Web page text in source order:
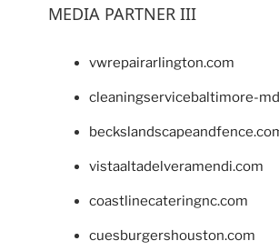
MEDIA PARTNER III
vwrepairarlington.com
cleaningservicebaltimore-
vistaaltadelveramendi.com
coastlinecateringnc.com
cuesburgershouston.com